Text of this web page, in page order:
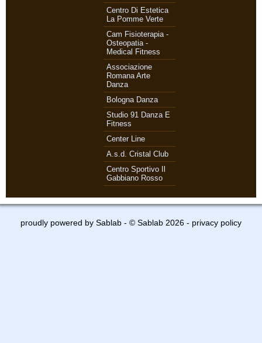
Centro Di Estetica
La Pomme Verte
Cam Fisioterapia -
Osteopatia -
Medical Fitness
Associazione
Romana Arte
Danza
Bologna Danza
Studio 91 Danza E
Fitness
Center Line
A.s.d. Cristal Club
Centro Sportivo Il
Gabbiano Rosso
proudly powered by Sablab - © Sablab 2026 - privacy policy